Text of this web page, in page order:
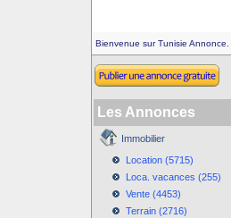
Bienvenue sur Tunisie Annonce.
Les Annonces
Immobilier
Location (5715)
Loca. vacances (255)
Vente (4453)
Terrain (2716)